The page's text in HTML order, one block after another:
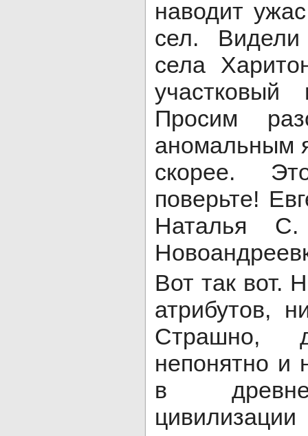
наводит
сел.
села
Просим
аномальным
скорее.
поверьте!
Наталья
Вот так вот.
атрибутов,
Страшно,
непонятно и
в